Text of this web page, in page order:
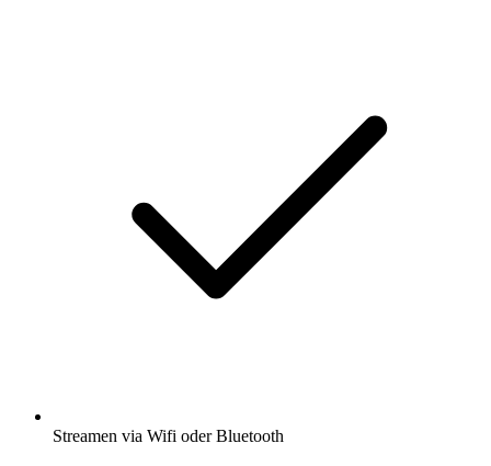
Streamen via Wifi oder Bluetooth